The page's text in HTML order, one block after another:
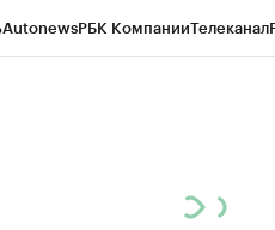
AutonewsРБК КомпанииТелеканал